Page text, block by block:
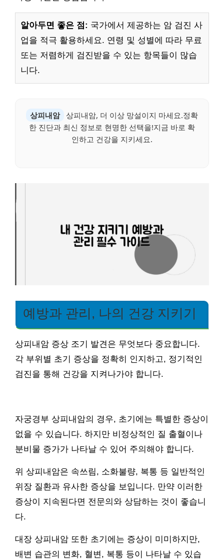
알아두면 좋은 점: 국가에서 제공하는 암 검진 사
업을 적극 활용하세요. 연령 및 성별에 따라 무료
또는 저렴하게 검진받을 수 있는 항목들이 많습
니다.
상피내암 상피내암, 더 이상 망설이지 마세요.정확
한 진단과 최신 정보로 현명한 선택을!지금 바로 확
인하고 건강을 지키세요.
예방과 관리, 나의 건강 지키기
상피내암 증상 조기 발견은 무엇보다 중요합니다.
각 부위별 초기 증상을 정확히 인지하고, 정기적인
검진을 통해 건강을 지켜나가야 합니다.
자궁경부 상피내암의 경우, 초기에는 특별한 증상이
없을 수 있습니다. 하지만 비정상적인 질 출혈이나
분비물 증가가 나타날 수 있어 주의해야 합니다.
위 상피내암은 속쓰림, 소화불량, 복통 등 일반적인
위장 질환과 유사한 증상을 보입니다. 만약 이러한
증상이 지속된다면 전문의와 상담하는 것이 좋습니
다.
대장 상피내암 또한 초기에는 증상이 미미하지만,
배변 습관의 변화, 혈변, 복통 등이 나타날 수 있습